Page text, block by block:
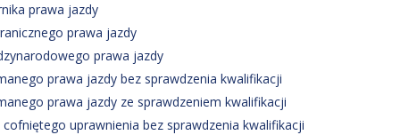
prawa jazdy
prawa jazdy
prawa jazdy
prawa jazdy bez sprawdzenia kwalifikacji
prawa jazdy ze sprawdzeniem kwalifikacji
cofniętego uprawnienia bez sprawdzenia kwalifikacji